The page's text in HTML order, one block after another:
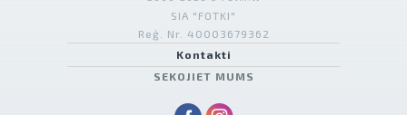
SIA "FOTKI"
Reģ. Nr. 40003679362
Kontakti
SEKOJIET MUMS